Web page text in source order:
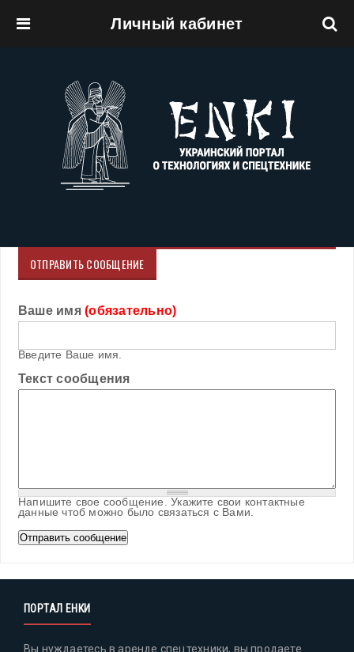
Личный кабинет
ОТПРАВИТЬ СООБЩЕНИЕ
Ваше имя(обязательно)
Введите Ваше имя.
Текст сообщения
Напишите свое сообщение. Укажите свои контактные
данные чтоб можно было связаться с Вами.
ПОРТАЛ ЕНКИ
Вы нуждаетесь в аренде спецтехники, вы продаете